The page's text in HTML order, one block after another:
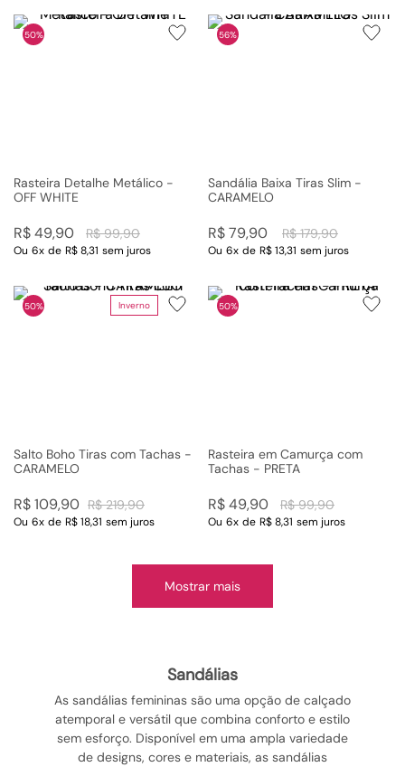
50%
Rasteira Detalhe Metálico -
OFF WHITE
R$ 99,90
R$49,90
Ou 6x de R$ 8,31 sem juros
56%
Sandália Baixa Tiras Slim -
CARAMELO
R$ 179,90
R$79,90
Ou 6x de R$ 13,31 sem juros
Inverno
50%
Salto Boho Tiras com Tachas -
CARAMELO
R$ 219,90
R$109,90
Ou 6x de R$ 18,31 sem juros
50%
Rasteira em Camurça com
Tachas - PRETA
R$ 99,90
R$49,90
Ou 6x de R$ 8,31 sem juros
Mostrar mais
sandálias
As sandálias femininas são uma opção de calçado
atemporal e versátil que combina conforto e estilo
sem esforço. Disponível em uma ampla variedade
de designs, cores e materiais, as sandálias